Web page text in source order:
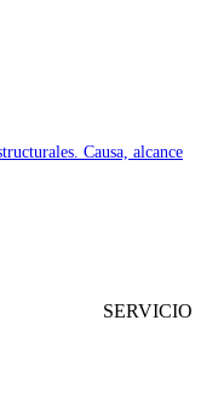
Causa, alcance
SERVICIO